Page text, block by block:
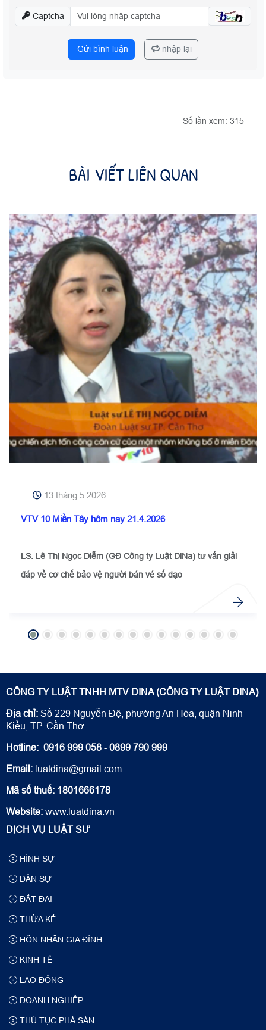
Captcha
Gửi bình luận nhập lại
Số lần xem: 315
BÀI VIẾT LIÊN QUAN
13 tháng 5 2026
VTV 10 Miền Tây hôm nay 21.4.2026
LS. Lê Thị Ngọc Diễm (GĐ Công ty Luật DiNa) tư vấn giải
đáp về cơ chế bảo vệ người bán vé số dạo
CÔNG TY LUẬT TNHH MTV DINA (CÔNG TY LUẬT DINA)
Địa chỉ: Số 229 Nguyễn Đệ, phường An Hòa, quận Ninh
Kiều, TP. Cần Thơ.
Hotline: 0916 999 058 - 0899 790 999
Email: luatdina@gmail.com
Mã số thuế: 1801666178
Website: www.luatdina.vn
DỊCH VỤ LUẬT SƯ
HÌNH SỰ
DÂN SỰ
ĐẤT ĐAI
THỪA KẾ
HÔN NHÂN GIA ĐÌNH
KINH TẾ
LAO ĐỘNG
DOANH NGHIỆP
THỦ TỤC PHÁ SẢN